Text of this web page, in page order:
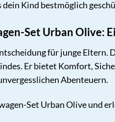
Kind bestmöglich
Set Urban Olive:
für junge
Er bietet Komfort,
Abenteuern.
Set Urban Olive und